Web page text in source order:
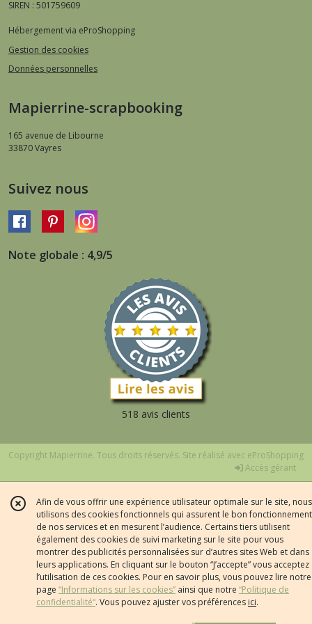
SIREN : 501759609
Hébergement via eProShopping
Gestion des cookies
Données personnelles
Mapierrine-scrapbooking
165 avenue de Libourne
33870Vayres
Suivez nous
Note globale : 4,9/5
518 avis clients
Copyright Mapierrine. Tous droits réservés. Site réalisé avec eProShopping
Accès gérant
Afin de vous offrir une expérience utilisateur optimale sur le site, nous
utilisons des cookies fonctionnels qui assurent le bon fonctionnement
de nos services et en mesurent l’audience. Certains tiers utilisent
également des cookies de suivi marketing sur le site pour vous
montrer des publicités personnalisées sur d’autres sites Web et dans
leurs applications. En cliquant sur le bouton “J’accepte” vous acceptez
l’utilisation de ces cookies. Pour en savoir plus, vous pouvez lire notre
page “Informations sur les cookies” ainsi que notre “Politique de
confidentialité“. Vous pouvez ajuster vos préférences ici.